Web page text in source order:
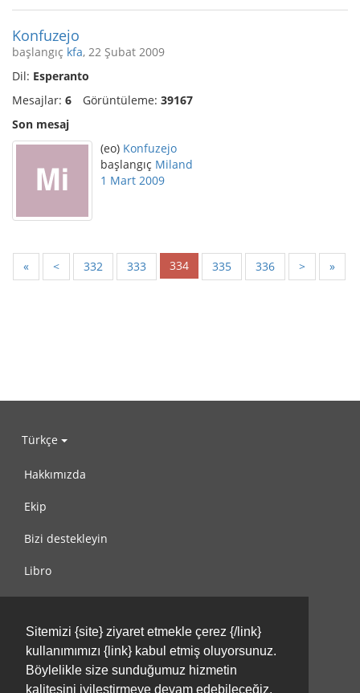
Sitemizi {site} ziyaret etmekle çerez {/link}
kullanımımızı {link} kabul etmiş oluyorsunuz.
Böylelikle size sunduğumuz hizmetin
kalitesini iyileştirmeye devam edebileceğiz.
Konfuzejo
başlangıç kfa, 22 Şubat 2009
Dil: Esperanto
Mesajlar: 6 Görüntüleme: 39167
Son mesaj
(eo) Konfuzejo
başlangıç Miland
1 Mart 2009
« < 332 333 334 335 336 > »
Türkçe
Hakkımızda
Ekip
Bizi destekleyin
Libro
Kullanım Koşulları
Bize ulaşın